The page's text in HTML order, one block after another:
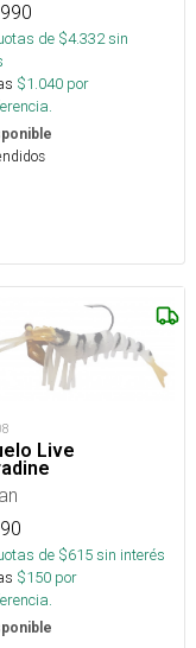
de $4.332sin
$1.040 por
Live
de $615sin interés
$150 por